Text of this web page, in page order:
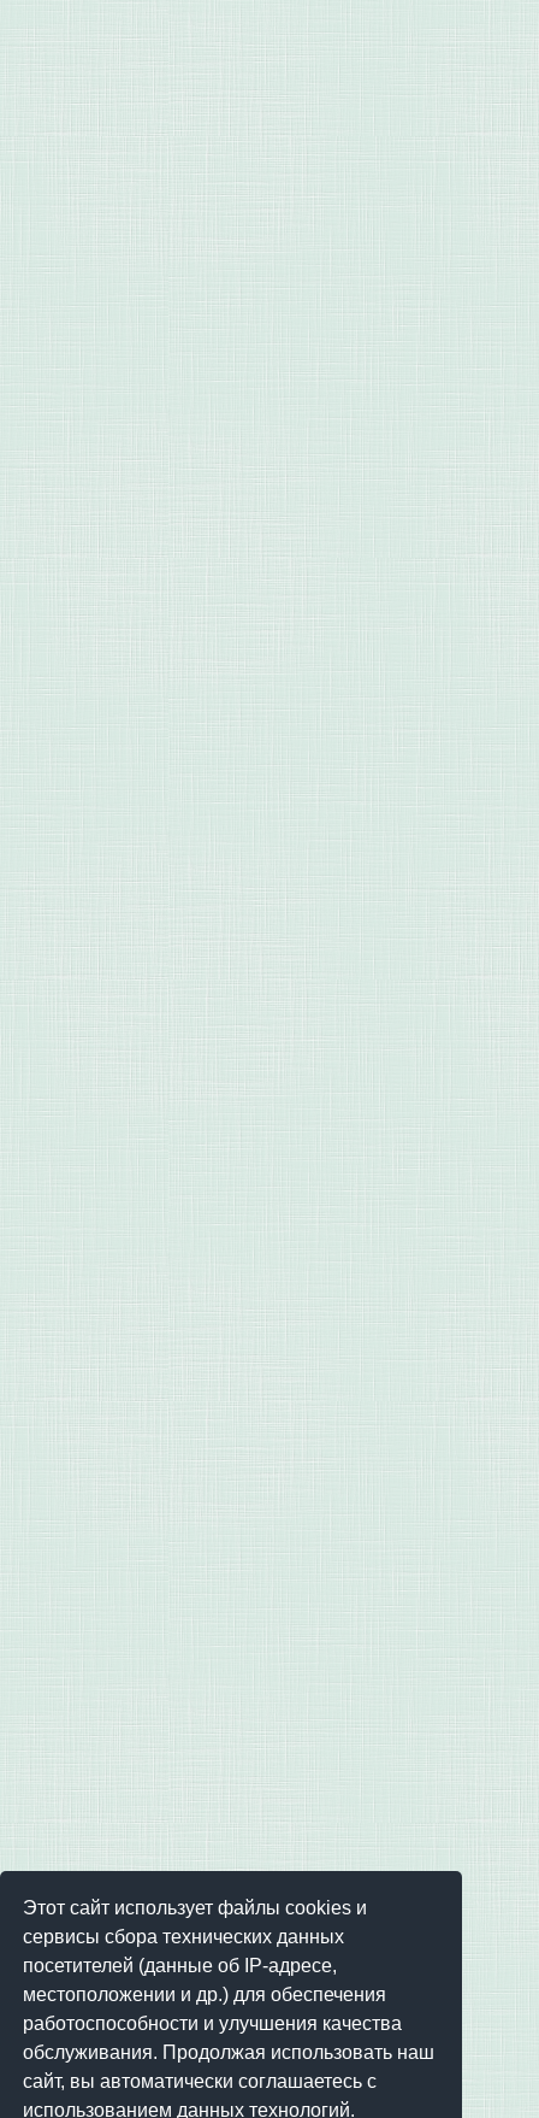
Этот сайт использует файлы cookies и
сервисы сбора технических данных
посетителей (данные об IP-адресе,
местоположении и др.) для обеспечения
работоспособности и улучшения качества
обслуживания. Продолжая использовать наш
сайт, вы автоматически соглашаетесь с
использованием данных технологий.